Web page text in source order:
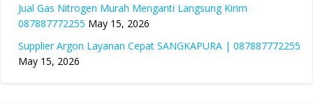
Jual Gas Nitrogen Murah Menganti Langsung Kirim
087887772255 May 15, 2026
Supplier Argon Layanan Cepat SANGKAPURA | 087887772255
May 15, 2026